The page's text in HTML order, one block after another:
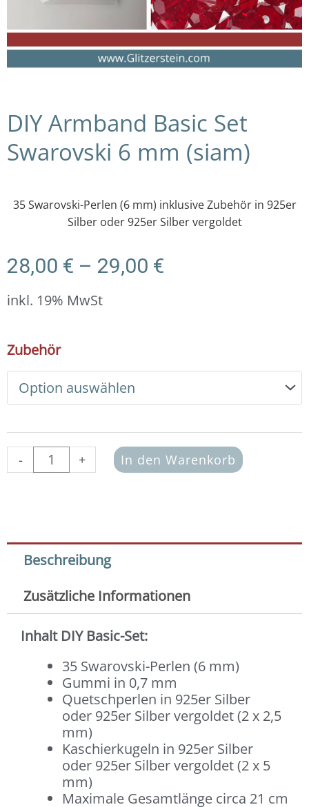
DIY Armband Basic Set
Swarovski 6 mm (siam)
35 Swarovski-Perlen (6 mm) inklusive Zubehör in 925er
Silber oder 925er Silber vergoldet
28,00 € – 29,00 €
inkl. 19% MwSt
Zubehör
-
DIY
Armband
Basic
Set
Swarovski
mm
(siam)
Menge
+ In den Warenkorb
Beschreibung
Zusätzliche Informationen
Inhalt DIY Basic-Set:
35 Swarovski-Perlen (6 mm)
Gummi in 0,7 mm
Quetschperlen in 925er Silber
oder 925er Silber vergoldet (2 x 2,5
mm)
Kaschierkugeln in 925er Silber
oder 925er Silber vergoldet (2 x 5
mm)
Maximale Gesamtlänge circa 21 cm